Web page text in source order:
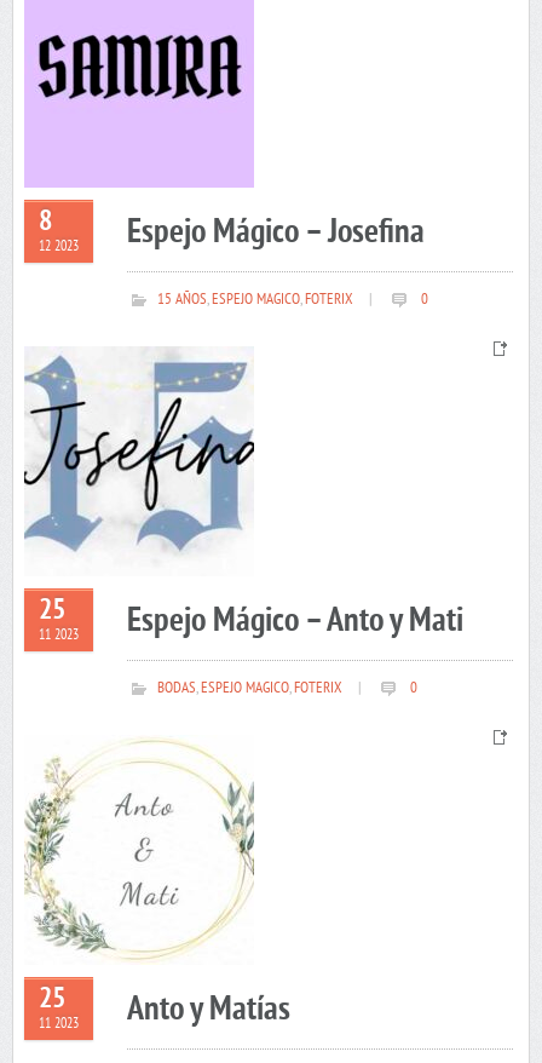
8
12 2023 Espejo Mágico – Josefina
15 AÑOS,ESPEJO MAGICO,FOTERIX 0
25
11 2023 Espejo Mágico – Anto y Mati
BODAS,ESPEJO MAGICO,FOTERIX 0
25
11 2023 Anto y Matías